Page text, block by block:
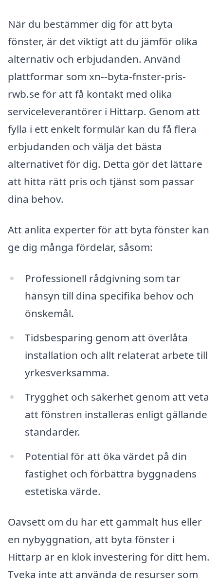
När du bestämmer dig för att byta
fönster, är det viktigt att du jämför olika
alternativ och erbjudanden. Använd
plattformar som xn--byta-fnster-pris-
rwb.se för att få kontakt med olika
serviceleverantörer i Hittarp. Genom att
fylla i ett enkelt formulär kan du få flera
erbjudanden och välja det bästa
alternativet för dig. Detta gör det lättare
att hitta rätt pris och tjänst som passar
dina behov.
Att anlita experter för att byta fönster kan
ge dig många fördelar, såsom:
Professionell rådgivning som tar
hänsyn till dina specifika behov och
önskemål.
Tidsbesparing genom att överlåta
installation och allt relaterat arbete till
yrkesverksamma.
Trygghet och säkerhet genom att veta
att fönstren installeras enligt gällande
standarder.
Potential för att öka värdet på din
fastighet och förbättra byggnadens
estetiska värde.
Oavsett om du har ett gammalt hus eller
en nybyggnation, att byta fönster i
Hittarp är en klok investering för ditt hem.
Tveka inte att använda de resurser som